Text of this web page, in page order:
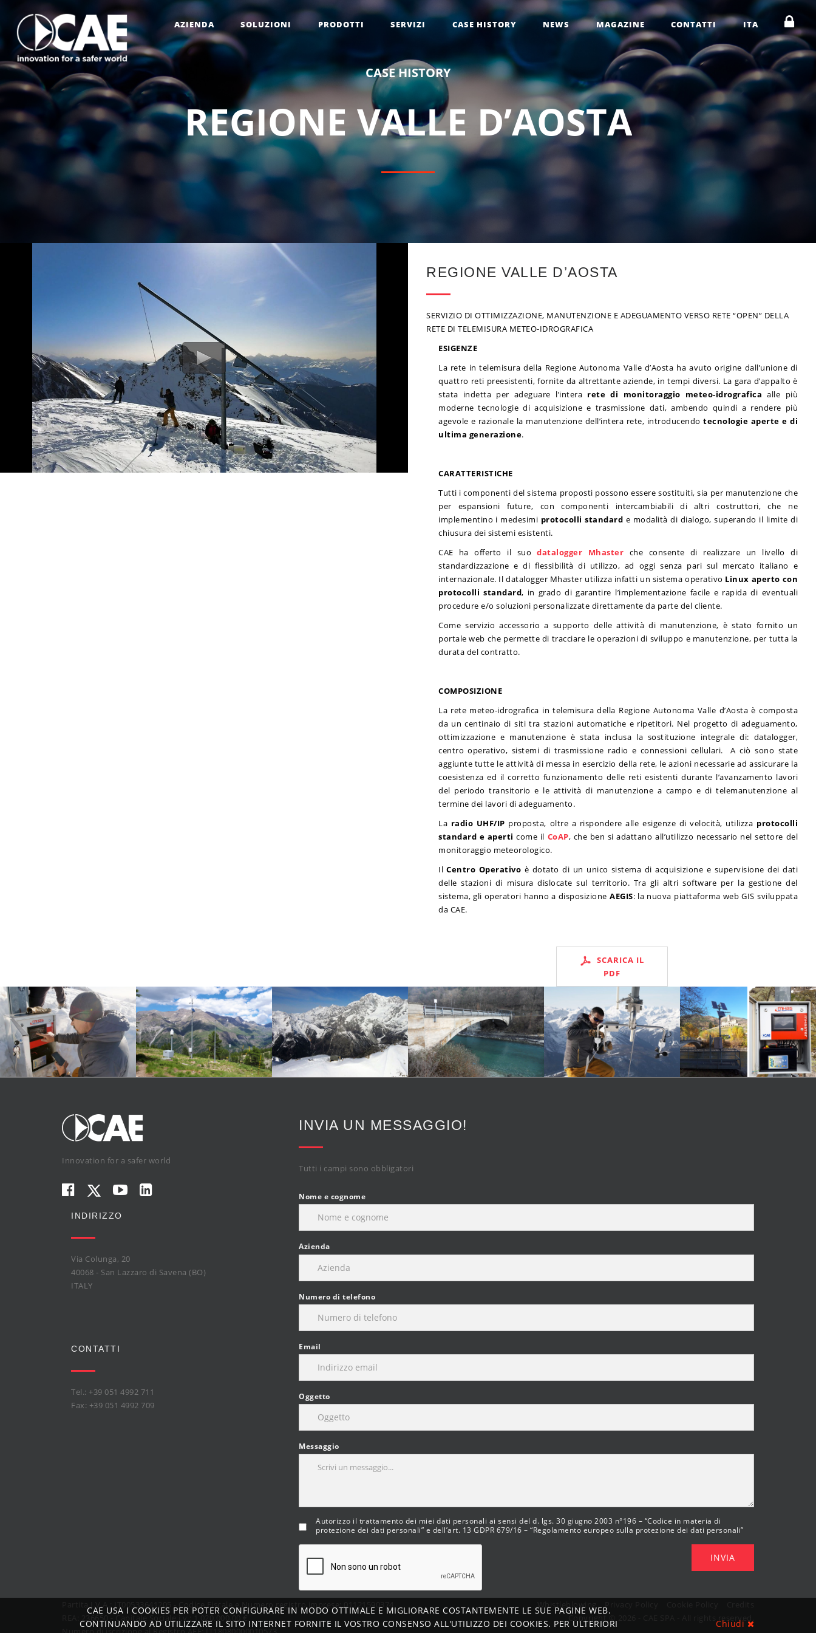
AZIENDA SOLUZIONI PRODOTTI SERVIZI CASE HISTORY NEWS MAGAZINE CONTATTI ITA
REGIONEVALLE D’AOSTA
CASEHISTORY
REGIONE VALLE D’AOSTA
SERVIZIO DI OTTIMIZZAZIONE, MANUTENZIONE E ADEGUAMENTO VERSO RETE “OPEN” DELLA
RETE DI TELEMISURA METEO-IDROGRAFICA
ESIGENZE
La rete in telemisura della Regione Autonoma Valle d’Aosta ha avuto origine dall’unione di
quattro reti preesistenti, fornite da altrettante aziende, in tempi diversi. La gara d’appalto è
stata indetta per adeguare l’intera rete di monitoraggio meteo-idrografica alle più
moderne tecnologie di acquisizione e trasmissione dati, ambendo quindi a rendere più
agevole e razionale la manutenzione dell’intera rete, introducendotecnologie aperte e di
ultima generazione.
CARATTERISTICHE
Tutti i componenti del sistema proposti possono essere sostituiti, sia per manutenzione che
per espansioni future, con componenti intercambiabili di altri costruttori, che ne
implementino i medesimi protocolli standard e modalità di dialogo, superando il limite di
chiusura dei sistemi esistenti.
CAE ha offerto il suodatalogger Mhaster che consente di realizzare un livello di
standardizzazione e di flessibilità di utilizzo, ad oggi senza pari sul mercato italiano e
internazionale. Il datalogger Mhaster utilizza infatti un sistema operativo Linux aperto con
protocolli standard, in grado di garantire l’implementazione facile e rapida di eventuali
procedure e/o soluzioni personalizzate direttamente da parte del cliente.
Come servizio accessorio a supporto delle attività di manutenzione, è stato fornito un
portale web che permette di tracciare le operazioni di sviluppo e manutenzione, per tutta la
durata del contratto.
COMPOSIZIONE
La rete meteo-idrografica in telemisura della Regione Autonoma Valle d’Aosta è composta
da un centinaio di siti tra stazioni automatiche e ripetitori. Nel progetto di adeguamento,
ottimizzazione e manutenzione è stata inclusa la sostituzione integrale di: datalogger,
centro operativo, sistemi di trasmissione radio e connessioni cellulari. A ciò sono state
aggiunte tutte le attività di messa in esercizio della rete, le azioni necessarie ad assicurare la
coesistenza ed il corretto funzionamento delle reti esistenti durante l’avanzamento lavori
del periodo transitorio e le attività di manutenzione a campo e di telemanutenzione al
termine dei lavori di adeguamento.
La radio UHF/IP proposta, oltre a rispondere alle esigenze di velocità, utilizza protocolli
standard e aperticome il CoAP, che ben si adattano all’utilizzo necessario nel settore del
monitoraggio meteorologico.
IlCentro Operativo è dotato di un unico sistema di acquisizione e supervisione dei dati
delle stazioni di misura dislocate sul territorio. Tra gli altri software per la gestione del
sistema, gli operatori hanno a disposizione AEGIS: la nuova piattaforma web GIS sviluppata
da CAE.
SCARICA IL
PDF
Innovation for a safer world
INDIRIZZO
Via Colunga, 20
40068 - San Lazzaro di Savena (BO)
ITALY
CONTATTI
Tel.: +39 051 4992 711
Fax: +39 051 4992 709
INVIA UN MESSAGGIO!
Tutti i campi sono obbligatori
Nome e cognome
Azienda
Numero di telefono
Email
Oggetto
Messaggio
Autorizzo il trattamento dei miei dati personali ai sensi del d. lgs. 30 giugno 2003 n°196 – “Codice in materia di
protezione dei dati personali” e dell’art. 13 GDPR 679/16 – “Regolamento europeo sulla protezione dei dati personali”
INVIA
Copyright © 2026 - CAE SPA - All rights reserved.
CAE USA I COOKIES PER POTER CONFIGURARE IN MODO OTTIMALE E MIGLIORARE COSTANTEMENTE LE SUE PAGINE WEB.
CONTINUANDO AD UTILIZZARE IL SITO INTERNET FORNITE IL VOSTRO CONSENSO ALL'UTILIZZO DEI COOKIES. PER ULTERIORI
Chiudi